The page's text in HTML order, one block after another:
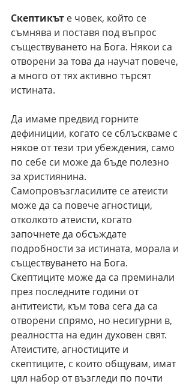
Скептикът е човек, който се
съмнява и поставя под въпрос
съществуването на Бога. Някои са
отворени за това да научат повече,
а много от тях активно търсят
истината.
Да имаме предвид горните
дефиниции, когато се сблъскваме с
някое от тези три убеждения, само
по себе си може да бъде полезно
за християнина.
Самопровъзгласилите се атеисти
може да са повече агностици,
отколкото атеисти, когато
започнете да обсъждате
подробности за истината, морала и
съществуването на Бога.
Скептиците може да са преминали
през последните години от
антитеисти, към това сега да са
отворени спрямо, но несигурни в,
реалността на един духовен свят.
Атеистите, агностиците и
скептиците, с които общувам, имат
цял набор от възгледи по почти